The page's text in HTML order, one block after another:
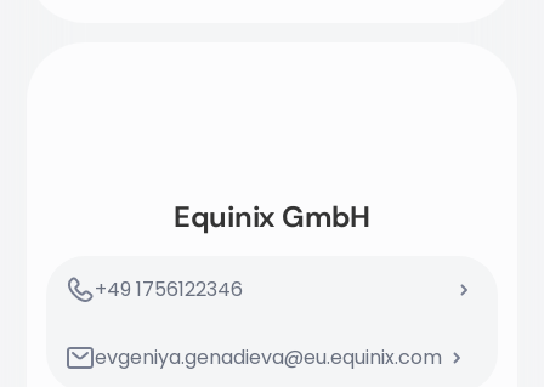
Equinix GmbH
+49 1756122346
evgeniya.genadieva@eu.equinix.com